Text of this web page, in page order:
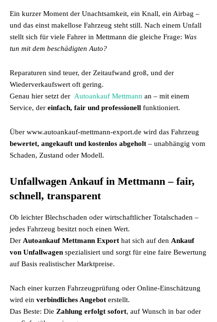
Ein kurzer Moment der Unachtsamkeit, ein Knall, ein Airbag –
und das einst makellose Fahrzeug steht still. Nach einem Unfall
stellt sich für viele Fahrer in Mettmann die gleiche Frage: Was
tun mit dem beschädigten Auto?
Reparaturen sind teuer, der Zeitaufwand groß, und der
Wiederverkaufswert oft gering.
Genau hier setzt der Autoankauf Mettmann an – mit einem
Service, der einfach, fair und professionell funktioniert.
Über www.autoankauf-mettmann-export.de wird das Fahrzeug
bewertet, angekauft und kostenlos abgeholt – unabhängig vom
Schaden, Zustand oder Modell.
Unfallwagen Ankauf in Mettmann – fair,
schnell, transparent
Ob leichter Blechschaden oder wirtschaftlicher Totalschaden –
jedes Fahrzeug besitzt noch einen Wert.
Der Autoankauf Mettmann Export hat sich auf den Ankauf
von Unfallwagen spezialisiert und sorgt für eine faire Bewertung
auf Basis realistischer Marktpreise.
Nach einer kurzen Fahrzeugprüfung oder Online-Einschätzung
wird ein verbindliches Angebot erstellt.
Das Beste: Die Zahlung erfolgt sofort, auf Wunsch in bar oder